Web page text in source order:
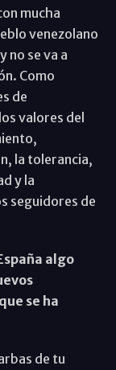
mucha
venezolano
no se va a
Como
de
valores del
la tolerancia,
y la
seguidores de
algo
se ha
de tu